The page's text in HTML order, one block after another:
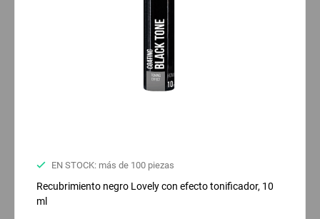
EN STOCK: más de 100 piezas
Recubrimiento negro Lovely con efecto tonificador, 10
ml